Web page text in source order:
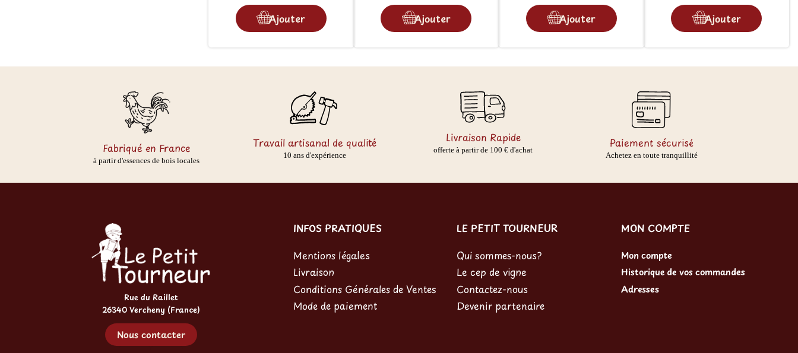
Ajouter Ajouter Ajouter Ajouter
Fabriqué en France
à partir d'essences de bois locales
Travail artisanal de qualité
10 ans d'expérience
Livraison Rapide
offerte à partir de 100 € d'achat
Paiement sécurisé
Achetez en toute tranquillité
Rue du Raillet
26340 Vercheny (France)
Nous contacter
INFOS PRATIQUES
Mentions légales
Livraison
Conditions Générales de Ventes
Mode de paiement
LE PETIT TOURNEUR
Qui sommes-nous?
Le cep de vigne
Contactez-nous
Devenir partenaire
MON COMPTE
Mon compte
Historique de vos commandes
Adresses